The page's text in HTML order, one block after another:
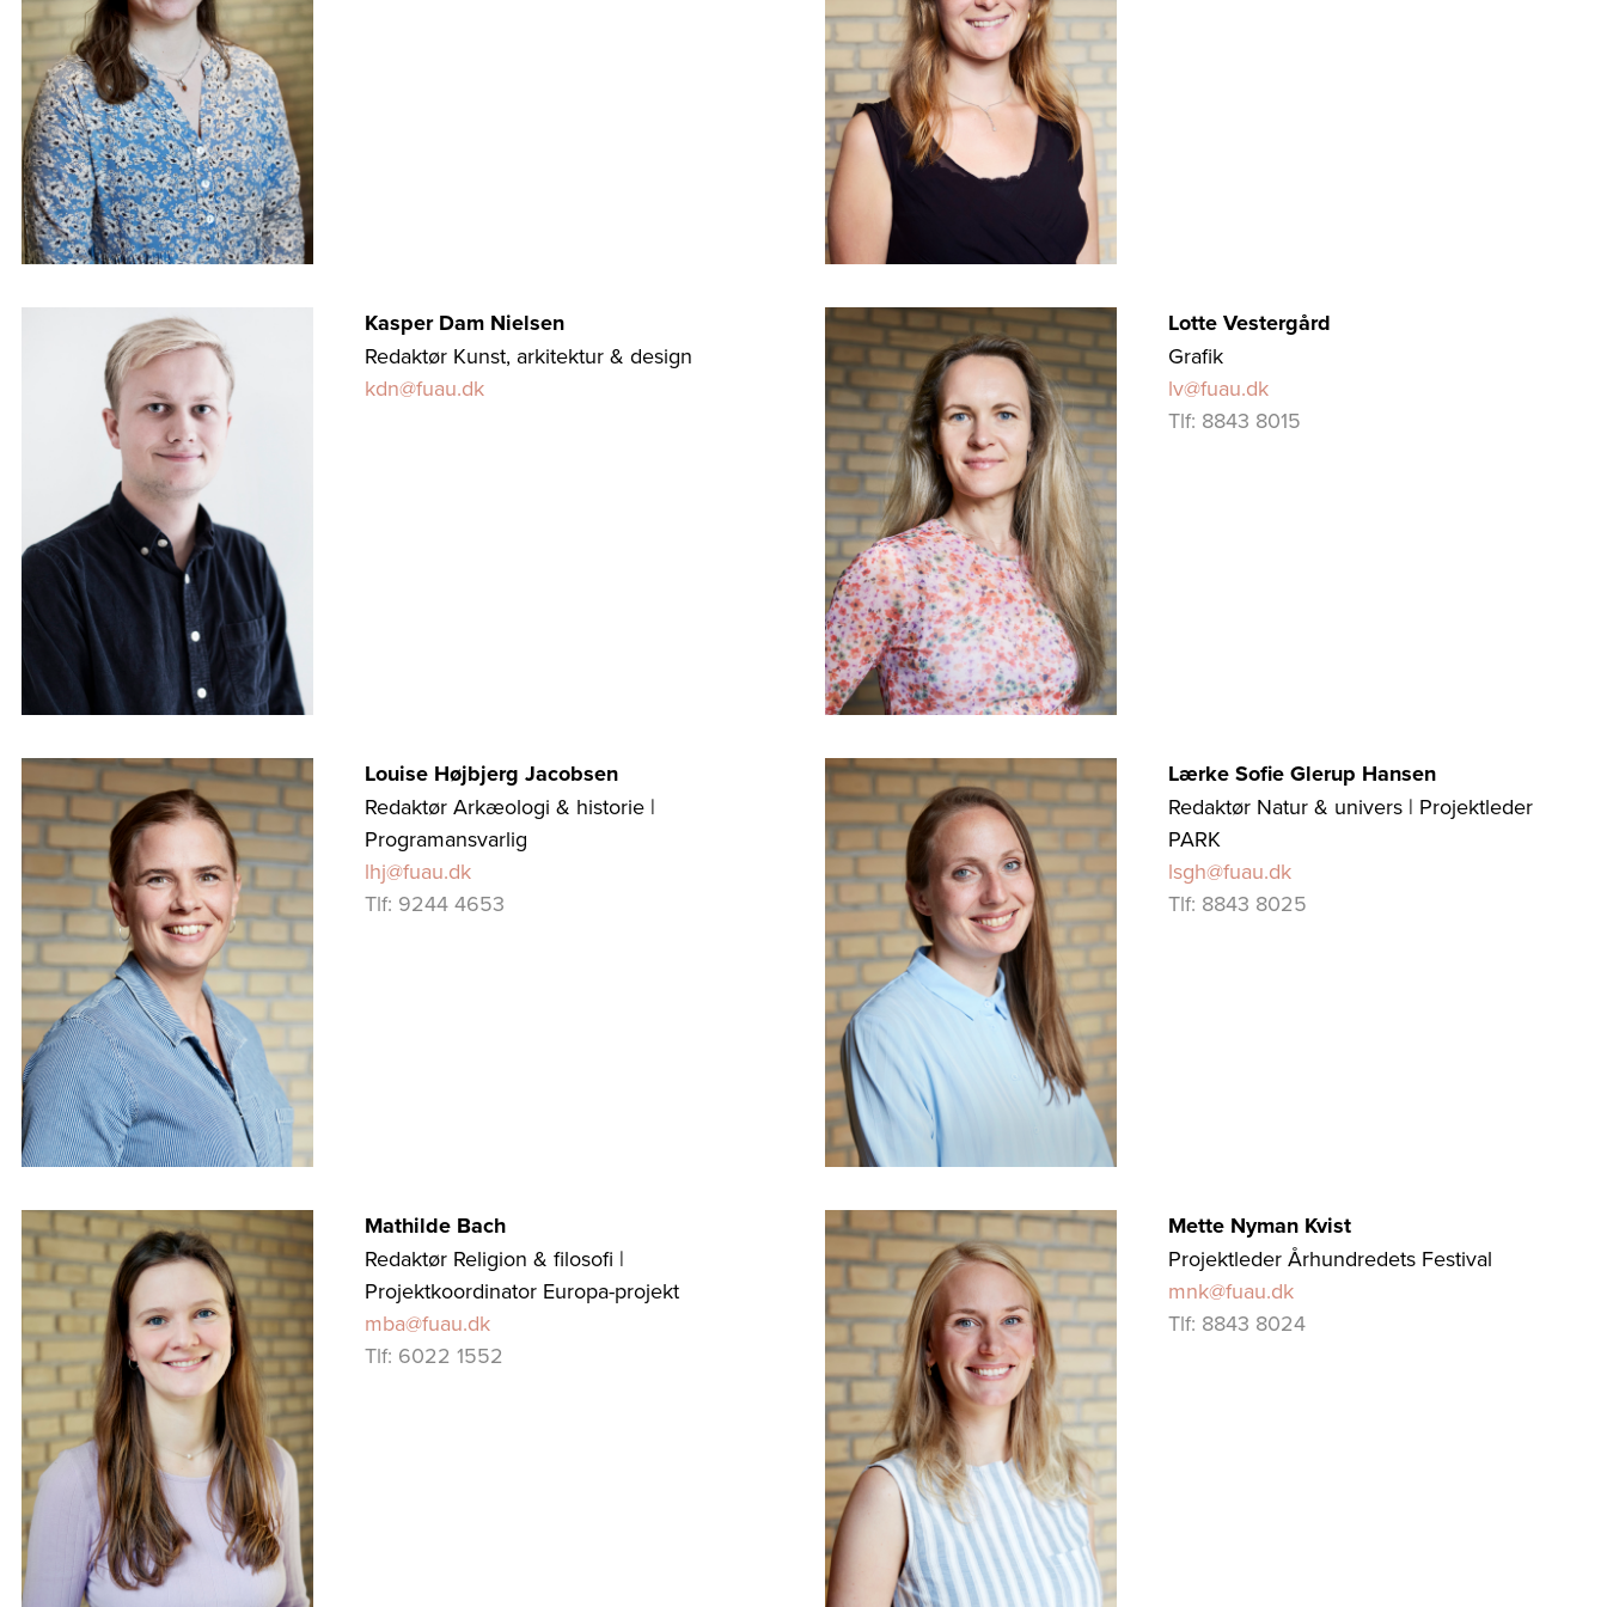
Kasper Dam Nielsen
Redaktør Kunst, arkitektur & design
kdn@fuau.dk
Lotte Vestergård
Grafik
lv@fuau.dk
Tlf: 8843 8015
Louise Højbjerg Jacobsen
Redaktør Arkæologi & historie |
Programansvarlig
lhj@fuau.dk
Tlf: 9244 4653
Lærke Sofie Glerup Hansen
Redaktør Natur & univers | Projektleder
PARK
lsgh@fuau.dk
Tlf: 8843 8025
Mathilde Bach
Redaktør Religion & filosofi |
Projektkoordinator Europa-projekt
mba@fuau.dk
Tlf: 6022 1552
Mette Nyman Kvist
Projektleder Århundredets Festival
mnk@fuau.dk
Tlf: 8843 8024